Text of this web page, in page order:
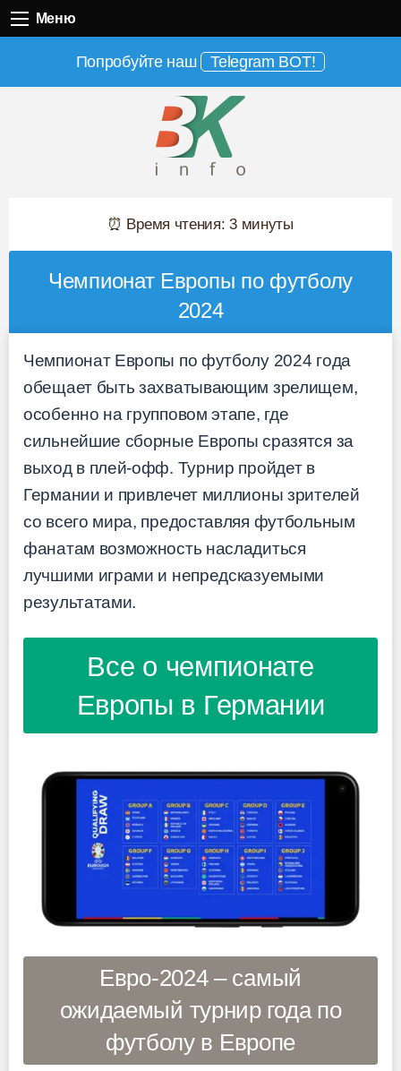
Меню
Попробуйте наш Telegram BOT!
⏰ Время чтения: 3 минуты
Чемпионат Европы по футболу
2024
Чемпионат Европы по футболу 2024 года
обещает быть захватывающим зрелищем,
особенно на групповом этапе, где
сильнейшие сборные Европы сразятся за
выход в плей-офф. Турнир пройдет в
Германии и привлечет миллионы зрителей
со всего мира, предоставляя футбольным
фанатам возможность насладиться
лучшими играми и непредсказуемыми
результатами.
Все о чемпионате
Европы в Германии
Евро-2024 – самый
ожидаемый турнир года по
футболу в Европе